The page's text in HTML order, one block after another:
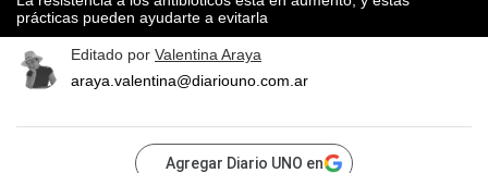
prácticas pueden ayudarte a evitarla
Editado por Valentina Araya
araya.valentina@diariouno.com.ar
Agregar Diario UNO en